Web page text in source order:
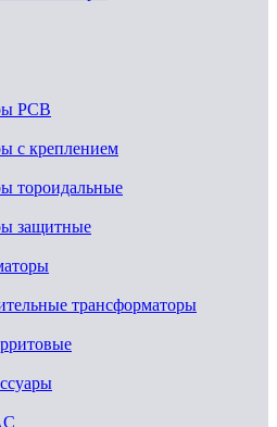
PCB
с креплением
тороидальные
защитные
трансформаторы